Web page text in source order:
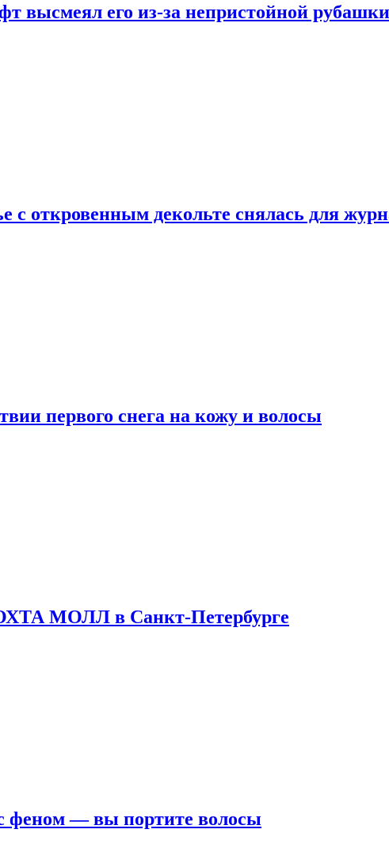
высмеял его из-за непристойной
с откровенным декольте снялась для
первого снега на кожу и волосы
МОЛЛ в Санкт-Петербурге
феном — вы портите волосы